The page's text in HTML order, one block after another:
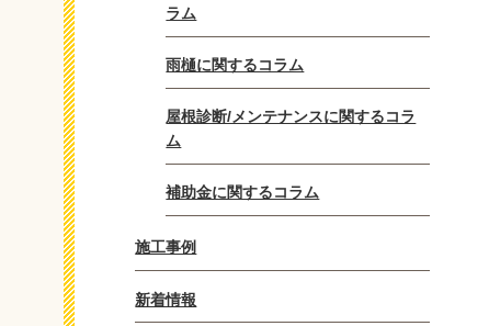
ラム
雨樋に関するコラム
屋根診断/メンテナンスに関するコラ
ム
補助金に関するコラム
施工事例
新着情報